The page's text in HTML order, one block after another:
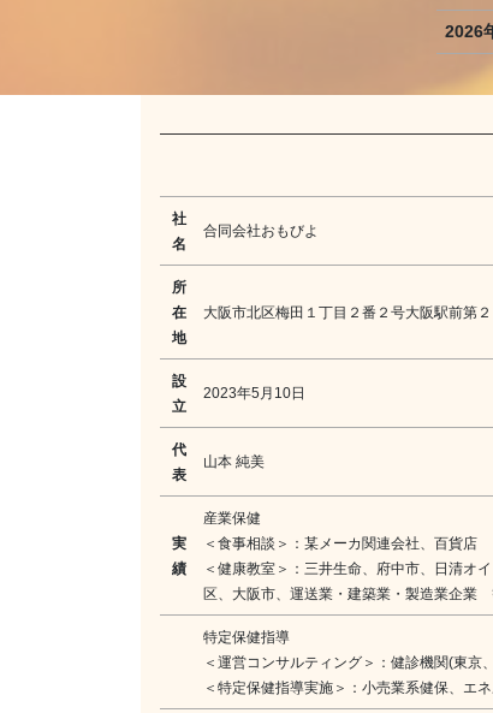
2026
社
名
合同会社おもびよ
所
在
地
大阪市北区梅田１丁目２番２号大阪駅前第
設
立
2023年5月10日
代
表
山本 純美
実
績
産業保健
＜食事相談＞：某メーカ関連会社、百貨店
＜健康教室＞：三井生命、府中市、日清オ
区、大阪市、運送業・建築業・製造業企業
特定保健指導
＜運営コンサルティング＞：健診機関(東
＜特定保健指導実施＞：小売業系健保、エ